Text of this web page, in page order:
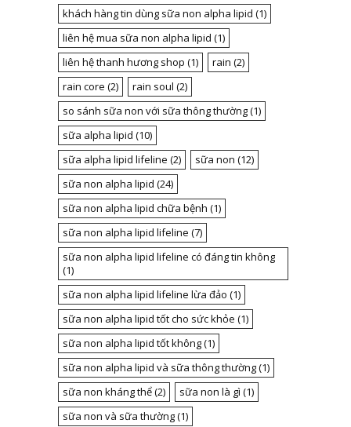
khách hàng tin dùng sữa non alpha lipid (1)
liên hệ mua sữa non alpha lipid (1)
liên hệ thanh hương shop (1) rain (2)
rain core (2) rain soul (2)
so sánh sữa non với sữa thông thường(1)
sữa alpha lipid (10)
sữa alpha lipid lifeline (2) sữa non (12)
sữa non alpha lipid (24)
sữa non alpha lipid chữa bệnh (1)
sữa non alpha lipid lifeline (7)
sữa non alpha lipid lifeline có đáng tin không
(1)
sữa non alpha lipid lifeline lừa đảo (1)
sữa non alpha lipid tốt cho sức khỏe (1)
sữa non alpha lipid tốt không(1)
sữa non alpha lipid và sữa thông thường(1)
sữa non kháng thể(2) sữa non là gì (1)
sữa non và sữa thường(1)